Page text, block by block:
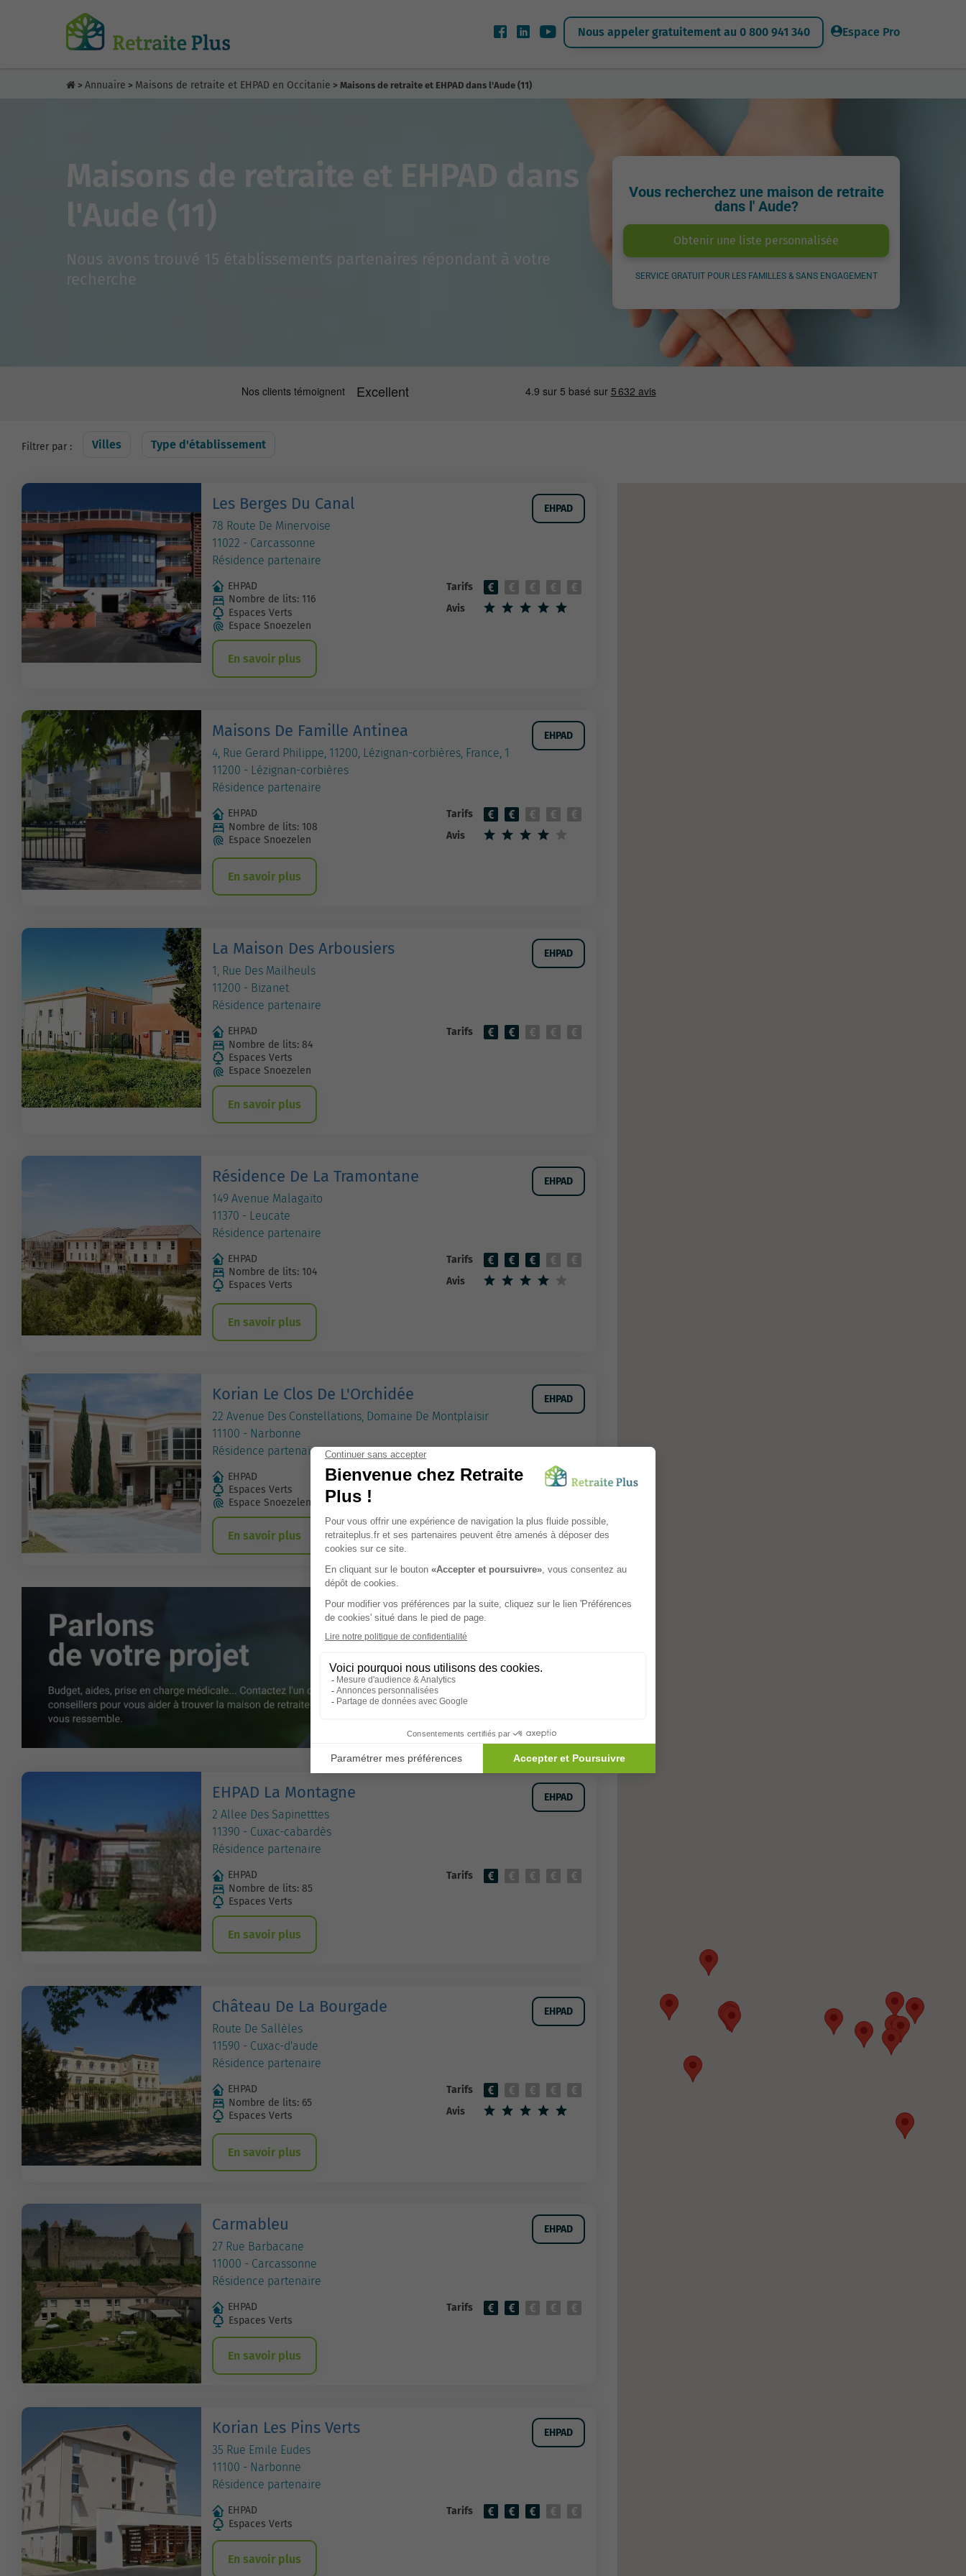
Nous appeler gratuitement au 0 800 941 340 Espace Pro
> Annuaire > Maisons de retraite et EHPAD en Occitanie > Maisons de retraite et EHPAD dans l'Aude (11)
Maisons de retraite et EHPAD dans
l'Aude (11)
Nous avons trouvé 15 établissements partenaires répondant à votre
recherche
Vous recherchez une maison de retraite
dans l' Aude?
Obtenir une liste personnalisée
SERVICE GRATUIT POUR LES FAMILLES & SANS ENGAGEMENT
Filtrer par : Villes Type d'établissement
Les Berges Du Canal
78 Route De Minervoise
11022 - Carcassonne
Résidence partenaire
EHPAD
EHPAD
Nombre de lits: 116
Espaces Verts
Espace Snoezelen
Tarifs
Avis
En savoir plus
Maisons De Famille Antinea
4, Rue Gerard Philippe, 11200, Lézignan-corbières, France, 1
11200 - Lézignan-corbières
Résidence partenaire
EHPAD
EHPAD
Nombre de lits: 108
Espace Snoezelen
Tarifs
Avis
En savoir plus
La Maison Des Arbousiers
1, Rue Des Mailheuls
11200 - Bizanet
Résidence partenaire
EHPAD
EHPAD
Nombre de lits: 84
Espaces Verts
Espace Snoezelen
Tarifs
En savoir plus
Résidence De La Tramontane
149 Avenue Malagaïto
11370 - Leucate
Résidence partenaire
EHPAD
EHPAD
Nombre de lits: 104
Espaces Verts
Tarifs
Avis
En savoir plus
Korian Le Clos De L'Orchidée
22 Avenue Des Constellations, Domaine De Montplaisir
11100 - Narbonne
Résidence partenaire
EHPAD
EHPAD
Espaces Verts
Espace Snoezelen
Tarifs
En savoir plus
EHPAD La Montagne
2 Allee Des Sapinetttes
11390 - Cuxac-cabardès
Résidence partenaire
EHPAD
EHPAD
Nombre de lits: 85
Espaces Verts
Tarifs
En savoir plus
Château De La Bourgade
Route De Sallèles
11590 - Cuxac-d'aude
Résidence partenaire
EHPAD
EHPAD
Nombre de lits: 65
Espaces Verts
Tarifs
Avis
En savoir plus
Carmableu
27 Rue Barbacane
11000 - Carcassonne
Résidence partenaire
EHPAD
EHPAD
Espaces Verts
Tarifs
En savoir plus
Korian Les Pins Verts
35 Rue Emile Eudes
11100 - Narbonne
Résidence partenaire
EHPAD
EHPAD
Espaces Verts
Tarifs
En savoir plus